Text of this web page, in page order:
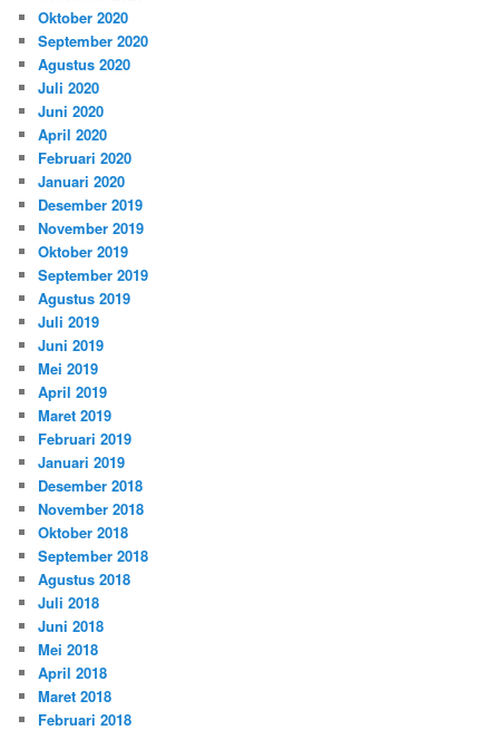
Oktober 2020
September 2020
Agustus 2020
Juli 2020
Juni 2020
April 2020
Februari 2020
Januari 2020
Desember 2019
November 2019
Oktober 2019
September 2019
Agustus 2019
Juli 2019
Juni 2019
Mei 2019
April 2019
Maret 2019
Februari 2019
Januari 2019
Desember 2018
November 2018
Oktober 2018
September 2018
Agustus 2018
Juli 2018
Juni 2018
Mei 2018
April 2018
Maret 2018
Februari 2018